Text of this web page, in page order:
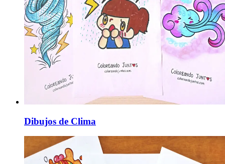
Dibujos de Clima